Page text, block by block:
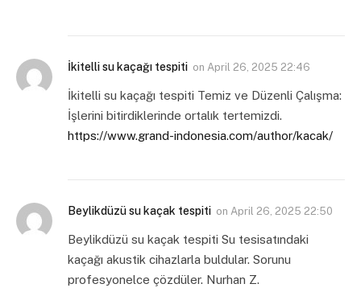
İkitelli su kaçağı tespiti on April 26, 2025 22:46
İkitelli su kaçağı tespiti Temiz ve Düzenli Çalışma:
İşlerini bitirdiklerinde ortalık tertemizdi.
https://www.grand-indonesia.com/author/kacak/
Beylikdüzü su kaçak tespiti on April 26, 2025 22:50
Beylikdüzü su kaçak tespiti Su tesisatındaki
kaçağı akustik cihazlarla buldular. Sorunu
profesyonelce çözdüler. Nurhan Z.